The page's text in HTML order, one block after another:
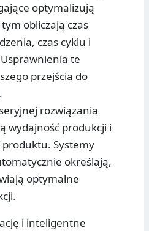
optymalizują
obliczają czas
czas cyklu i
te
przejścia do
rozwiązania
wydajność produkcji i
Systemy
określają,
optymalne
i inteligentne